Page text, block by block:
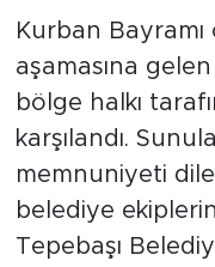
Kurban
aşamasına
bölge halkı
karşılandı.
memnuniyeti
belediye
Tepebaşı